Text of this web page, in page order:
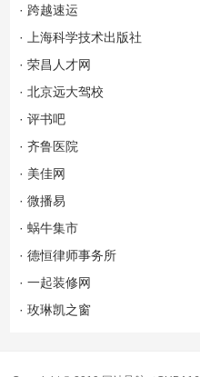
· 跨越速运
· 上海科学技术出版社
· 荣昌人才网
· 北京远大驾校
· 评书吧
· 齐鲁医院
· 美佳网
· 微播易
· 蜗牛集市
· 德恒律师事务所
· 一起装修网
· 玫琳凯之窗